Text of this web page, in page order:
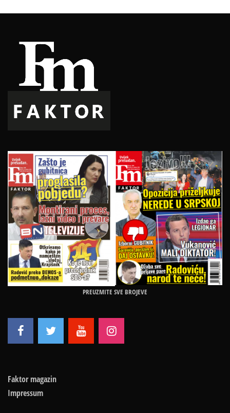
PREUZMITE SVE BROJEVE
Faktor magazin
Impressum